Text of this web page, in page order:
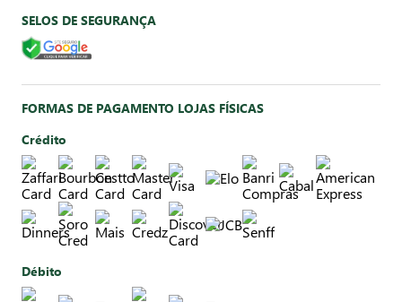
SELOS DE SEGURANÇA
FORMAS DE PAGAMENTO LOJAS FÍSICAS
Crédito
Débito